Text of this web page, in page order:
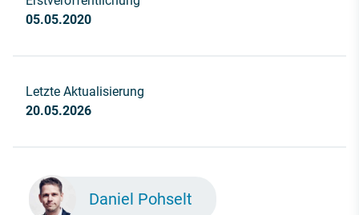
05.05.2020
Letzte Aktualisierung
20.05.2026
Daniel Pohselt